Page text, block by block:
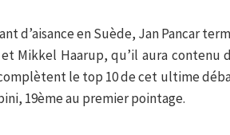
d’aisance en Suède, Jan Pancar
et Mikkel Haarup, qu’il aura
le top 10 de cet ultime
19ème au premier pointage.